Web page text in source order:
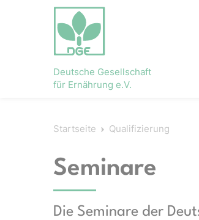
Deutsche Gesellschaft
für Ernährung e.V.
Startseite Qualifizierung
Seminare
Die Seminare der